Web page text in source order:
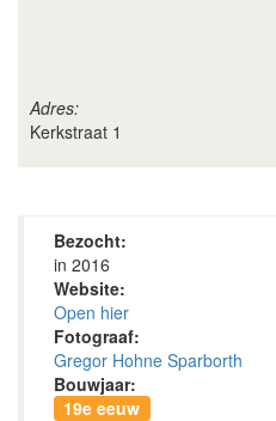
Adres:
Kerkstraat 1
Bezocht:
in 2016
Website:
Open hier
Fotograaf:
Gregor Hohne Sparborth
Bouwjaar:
19e eeuw